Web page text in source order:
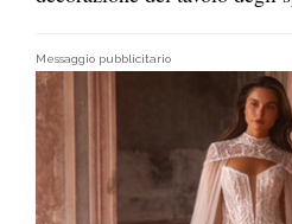
Messaggio pubblicitario